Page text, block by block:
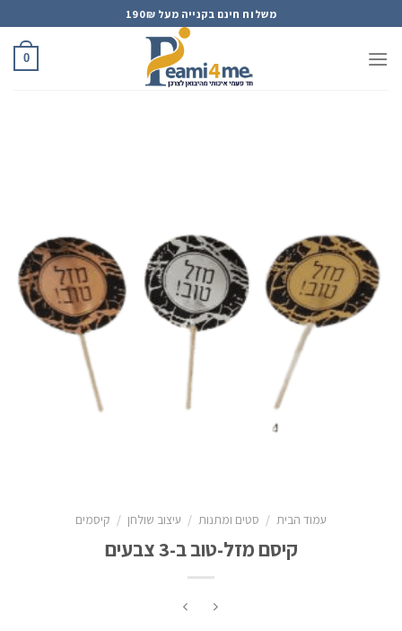
to
content
משלוח חינם בקנייה מעל 190₪
0
עמוד הבית / סטים ומתנות / עיצוב שולחן / קיסמים
קיסם מזל-טוב ב-3 צבעים